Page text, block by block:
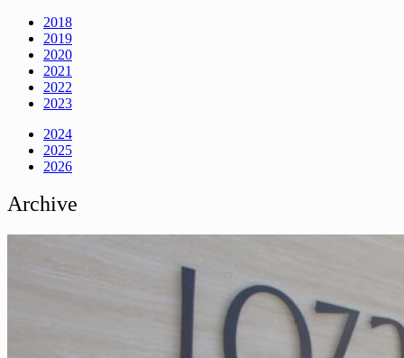
2018
2019
2020
2021
2022
2023
2024
2025
2026
Archive